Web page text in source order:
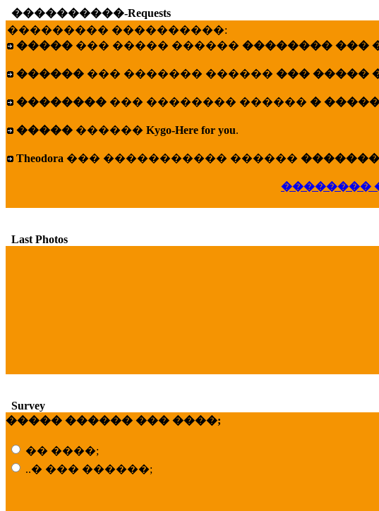
����������-Requests
��������� ����������:
����� ��� ����� ������ �������� ���
������ ��� ������� ������ ��� �����
�������� ��� �������� ������ �
����� ������ Kygo-Here for you.
Theodora ��� ����������� ������ �������
��������
Last Photos
Survey
����� ������ ��� ����;
�� ����;
..� ��� ������;